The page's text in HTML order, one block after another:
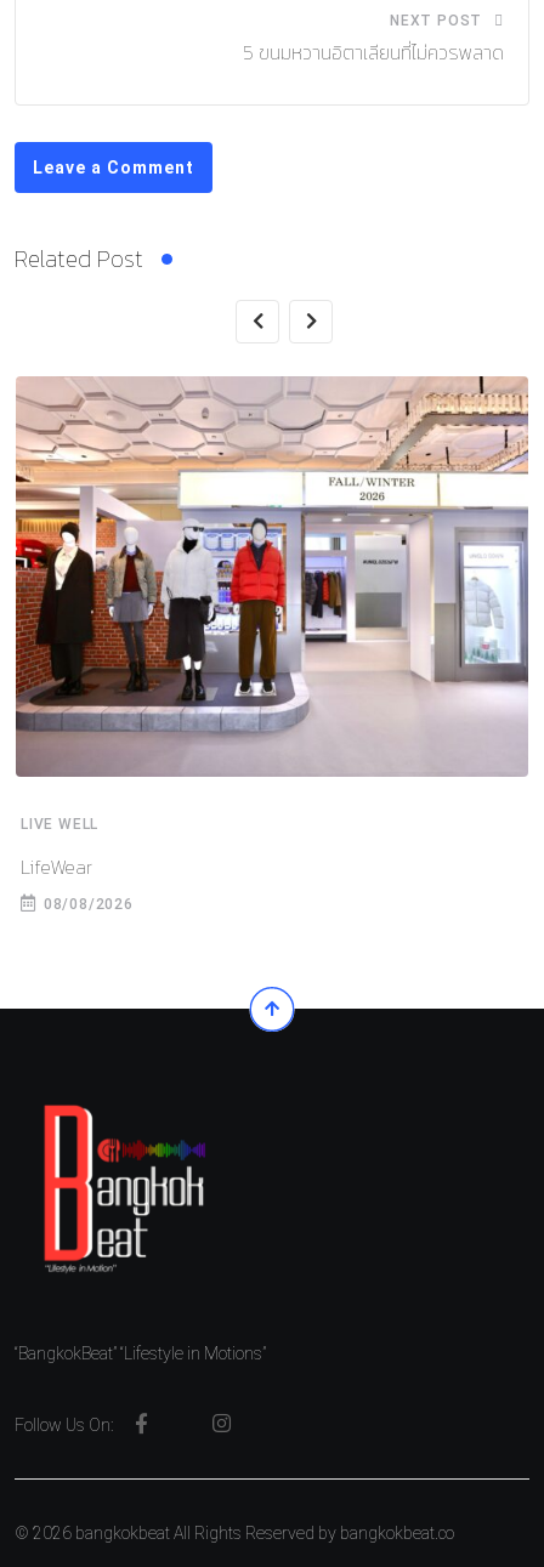
NEXT POST
5 ขนมหวานอิตาเลียนที่ไม่ควรพลาด
Leave a Comment
Related Post
LIVE WELL
LifeWear
08/08/2026
“BangkokBeat” “Lifestyle in Motions”
Follow Us On:
© 2026 bangkokbeat All Rights Reserved by bangkokbeat.co